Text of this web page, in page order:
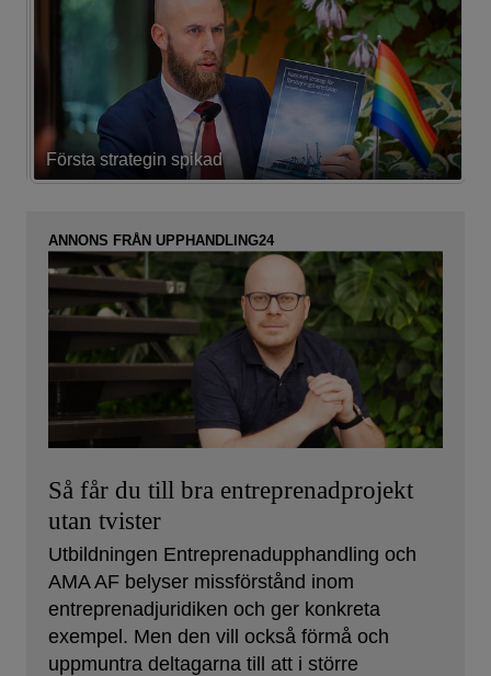
Första strategin spikad
ANNONS FRÅN UPPHANDLING24
Så får du till bra entreprenadprojekt
utan tvister
Utbildningen Entreprenadupphandling och
AMA AF belyser missförstånd inom
entreprenadjuridiken och ger konkreta
exempel. Men den vill också förmå och
uppmuntra deltagarna till att i större